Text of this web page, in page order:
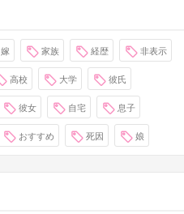
嫁 家族 経歴 非表示
高校 大学 彼氏
彼女 自宅 息子
おすすめ 死因 娘